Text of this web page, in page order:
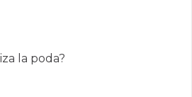
la poda?